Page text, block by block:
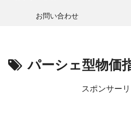
お問い合わせ
パーシェ型物価
スポンサー